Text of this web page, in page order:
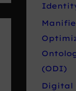
Identity
(ODI)
Digital